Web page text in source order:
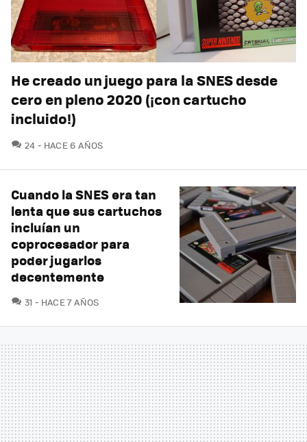
He creado un juego para la SNES desde
cero en pleno 2020 (¡con cartucho
incluido!)
24 COMENTARIOS
HACE 6 AÑOS
Cuando la SNES era tan
lenta que sus cartuchos
incluían un
coprocesador para
poder jugarlos
decentemente
31 COMENTARIOS
HACE 7 AÑOS